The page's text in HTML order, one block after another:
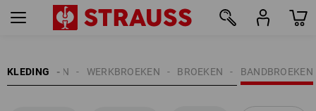
KLEDING BANDBROEKEN
BROEKEN
WERKBROEKEN
HEREN 73